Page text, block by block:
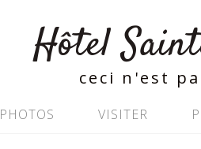
Hôtel
ceci n'est
PHOTOS VISITER